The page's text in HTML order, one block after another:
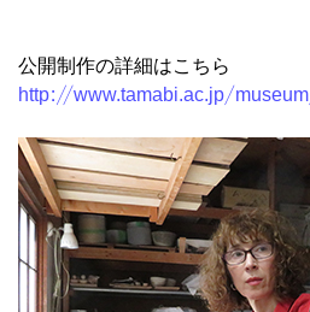
公開制作の詳細はこちら
http://www.tamabi.ac.jp/